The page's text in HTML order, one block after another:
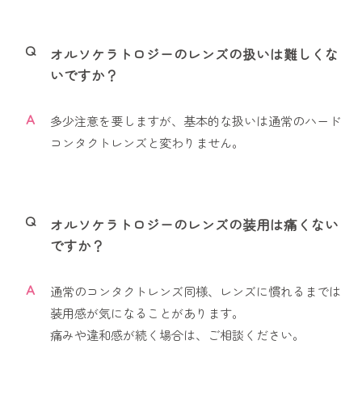
Q
オルソケラトロジーのレンズの扱いは難しくな
いですか？
A
多少注意を要しますが、基本的な扱いは通常のハード
コンタクトレンズと変わりません。
Q
オルソケラトロジーのレンズの装用は痛くない
ですか？
A
通常のコンタクトレンズ同様、レンズに慣れるまでは
装用感が気になることがあります。
痛みや違和感が続く場合は、ご相談ください。